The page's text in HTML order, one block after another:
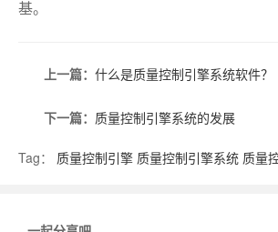
基。
上一篇： 什么是质量控制引擎系统软件？
下一篇： 质量控制引擎系统的发展
Tag： 质量控制引擎 质量控制引擎系统 质量